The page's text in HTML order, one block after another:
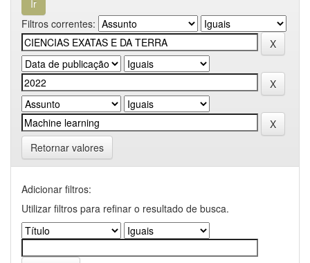
Filtros correntes:
Retornar valores
Adicionar filtros:
Utilizar filtros para refinar o resultado de busca.